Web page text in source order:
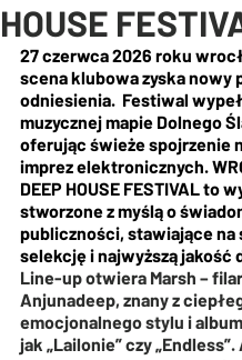
HOUSE
27 czerwca 2026 roku
scena klubowa zyska nowy
odniesienia.  Festiwal
muzycznej mapie Dolnego
oferując świeże spojrzenie
imprez elektronicznych.
DEEP HOUSE FESTIVAL to
stworzone z myślą o
publiczności, stawiające na
selekcję i najwyższą jakość
Line-up otwiera Marsh –
Anjunadeep, znany z
emocjonalnego stylu i
jak „Lailonie” czy